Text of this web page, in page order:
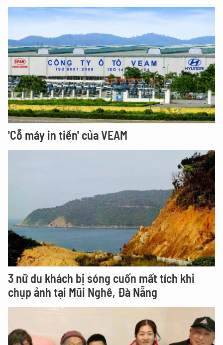
'Cỗ máy in tiền' của VEAM
3 nữ du khách bị sóng cuốn mất tích khi
chụp ảnh tại Mũi Nghê, Đà Nẵng